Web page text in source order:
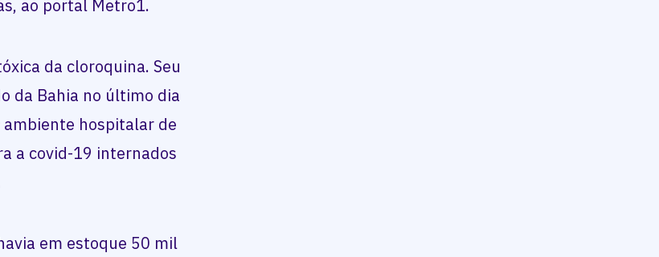
ao portal Metro1.
da cloroquina. Seu
da Bahia no último dia
hospitalar de
a covid-19 internados
em estoque 50 mil